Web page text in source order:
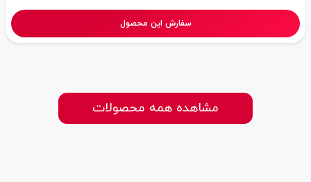
سفارش این محصول
مشاهده همه محصولات